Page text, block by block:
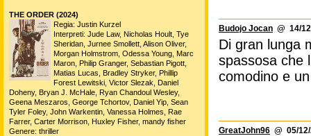
Budojo Jocan @ 14/
Di gran lunga
spassosa che
comodino e
GreatJohn96 @ 05/
THE ORDER (2024)
Regia: Justin Kurzel
Interpreti: Jude Law, Nicholas Hoult, Tye
Sheridan, Jurnee Smollett, Alison Oliver,
Morgan Holmstrom, Odessa Young, Marc
Maron, Philip Granger, Sebastian Pigott,
Matias Lucas, Bradley Stryker, Phillip
Forest Lewitski, Victor Slezak, Daniel
Doheny, Bryan J. McHale, Ryan Chandoul Wesley,
Geena Meszaros, George Tchortov, Daniel Yip, Sean
Tyler Foley, John Warkentin, Vanessa Holmes, Rae
Farrer, Carter Morrison, Huxley Fisher, mandy fisher
Genere: thriller